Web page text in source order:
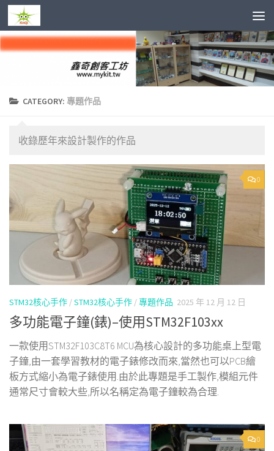
Skip to content
CATEGORY: 專題作品
收錄歷年來設計製作的作品
0
STM32核心手作 /STM32核心手作 /專題作品 2025 年 12 月 12 日
多功能電子鐘(錶)–使用STM32F103xx
一款使用STM32F103C8T6 MCU為核心設計的多功能桌上型電
子鐘,由一套學習教材的電子錶修改而來,當然也可以PCB繪
板方式縮小為電子錶使用.由於此專題是手工製作,模組元件
通常尺寸會較大些,所以名稱定為電子鐘較為合理.
0